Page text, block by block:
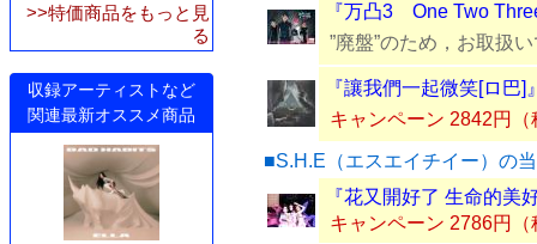
>>特価商品をもっと見
る
収録アーティストなど
関連最新オススメ商品
『万凸3 One Two
”廃盤”のため，お取扱
『讓我們一起微笑[ロ巴]
キャンペーン 2842円（
■S.H.E（エスエイチイー）の
『花又開好了 生命的美
キャンペーン 2786円（